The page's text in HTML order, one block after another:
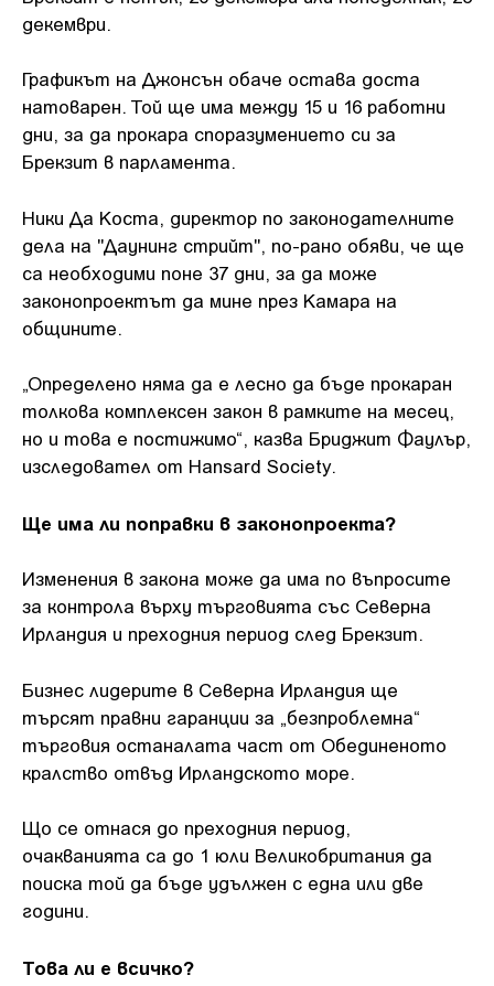
декември.
Графикът на Джонсън обаче остава доста
натоварен. Той ще има между 15 и 16 работни
дни, за да прокара споразумението си за
Брекзит в парламента.
Ники Да Коста, директор по законодателните
дела на "Даунинг стрийт", по-рано обяви, че ще
са необходими поне 37 дни, за да може
законопроектът да мине през Камара на
общините.
„Определено няма да е лесно да бъде прокаран
толкова комплексен закон в рамките на месец,
но и това е постижимо“, казва Бриджит Фаулър,
изследовател от Hansard Society.
Ще има ли поправки в законопроекта?
Изменения в закона може да има по въпросите
за контрола върху търговията със Северна
Ирландия и преходния период след Брекзит.
Бизнес лидерите в Северна Ирландия ще
търсят правни гаранции за „безпроблемна“
търговия останалата част от Обединеното
кралство отвъд Ирландското море.
Що се отнася до преходния период,
очакванията са до 1 юли Великобритания да
поиска той да бъде удължен с една или две
години.
Това ли е всичко?